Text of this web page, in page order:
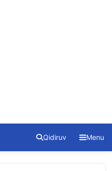
Qidiruv Menu